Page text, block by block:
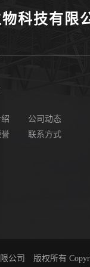
科技有限
公司动态
联系方式
公司 版权所有